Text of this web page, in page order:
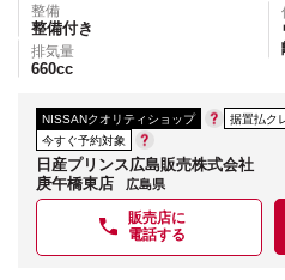
整備
整備付き
排気量
660cc
NISSANクオリティショップ
据置払ク
今すぐ予約対象
日産プリンス広島販売株式会社
庚午橋東店
広島県
販売店に
電話する